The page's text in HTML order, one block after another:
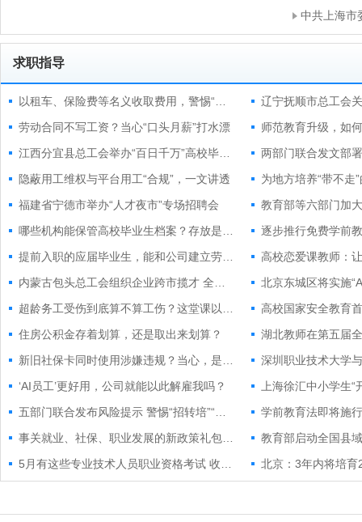
中共上海市
求职指导
劳动合同不写工资？当心“口头月薪”打水漂
隐蔽用工维权与平台用工“合规”，一文讲透
福建省宁德市举办“人才夜市”专场招聘会
住房公积金存着划算，还是取出来划算？
‘AI员工’更好用，公司就能以此解雇我吗？
师范教育升级，如
为地方培养“带不走
教育部等六部门加
逐步推行免费学前
北京东城区将实施
高校国家安全教育
北京：3年内将培